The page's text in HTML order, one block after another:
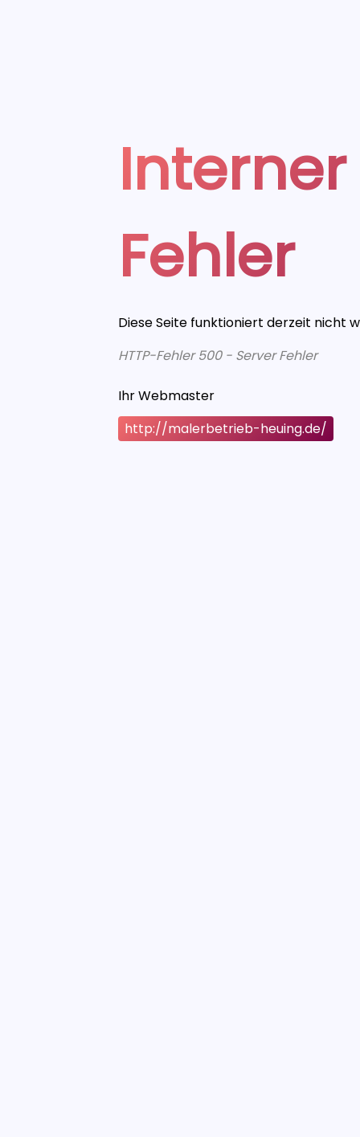
Fehler
Diese Seite funktioniert derzeit nicht
HTTP-Fehler 500 - Server Fehler
Ihr Webmaster
http://malerbetrieb-heuing.de/